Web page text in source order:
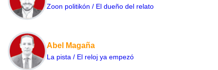
Zoon politikón / El dueño del relato
Abel Magaña
La pista / El reloj ya empezó